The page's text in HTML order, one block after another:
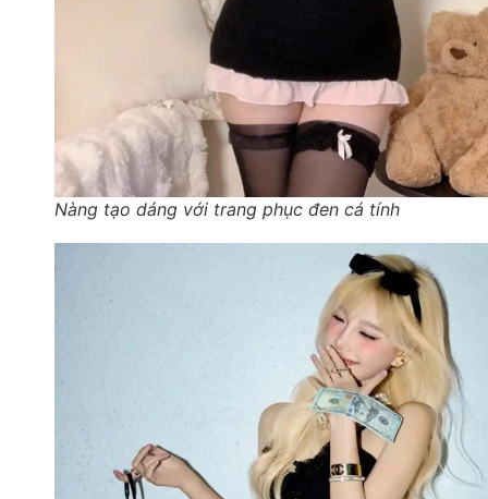
Nàng tạo dáng với trang phục đen cá tính